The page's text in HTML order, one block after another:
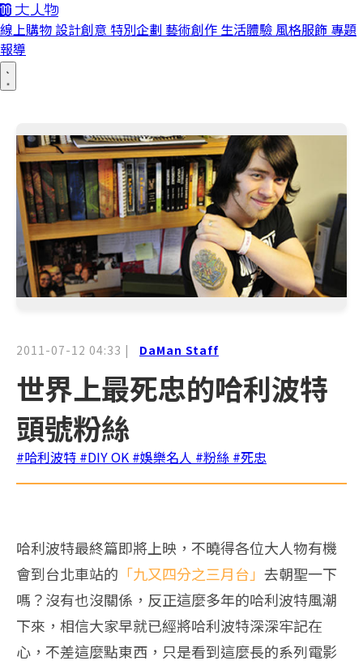
線上購物 設計創意 特別企劃 藝術創作 生活體驗 風格服飾 專題
報導
2011-07-12 04:33 | DaMan Staff
世界上最死忠的哈利波特
頭號粉絲
#哈利波特 #DIY OK #娛樂名人 #粉絲 #死忠
哈利波特最終篇即將上映，不曉得各位大人物有機
會到台北車站的 「九又四分之三月台」 去朝聖一下
嗎？沒有也沒關係，反正這麼多年的哈利波特風潮
下來，相信大家早就已經將哈利波特深深牢記在
心，不差這麼點東西，只是看到這麼長的系列電影